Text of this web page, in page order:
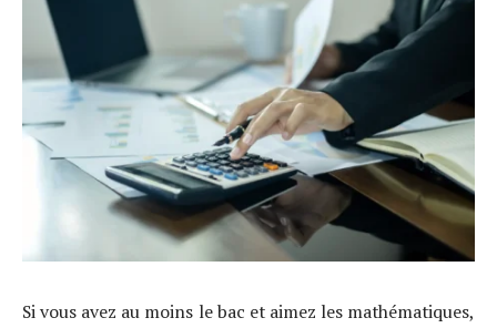
Si vous avez au moins le bac et aimez les mathématiques,